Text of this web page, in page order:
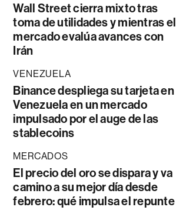
Wall Street cierra mixto tras
toma de utilidades y mientras el
mercado evalúa avances con
Irán
VENEZUELA
Binance despliega su tarjeta en
Venezuela en un mercado
impulsado por el auge de las
stablecoins
MERCADOS
El precio del oro se dispara y va
camino a su mejor día desde
febrero: qué impulsa el repunte